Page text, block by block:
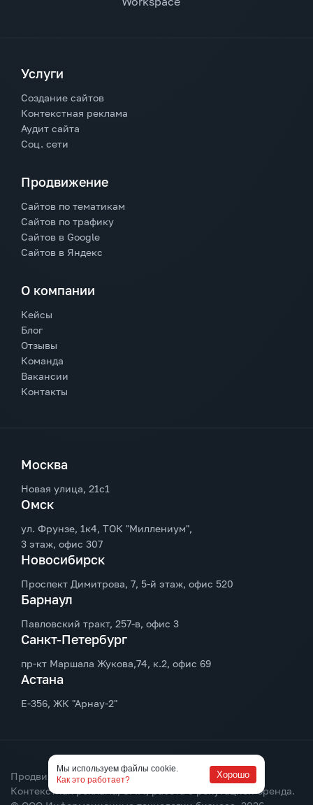
Услуги
Создание сайтов
Контекстная реклама
Аудит сайта
Соц. сети
Продвижение
Сайтов по тематикам
Сайтов по трафику
Сайтов в Google
Сайтов в Яндекс
О компании
Кейсы
Блог
Отзывы
Команда
Вакансии
Контакты
Москва
Новая улица, 21с1
Омск
ул. Фрунзе, 1к4, ТОК "Миллениум",
3 этаж, офис 307
Новосибирск
Проспект Димитрова, 7, 5-й этаж, офис 520
Барнаул
Павловский тракт, 257-в, офис 3
Санкт-Петербург
пр-кт Маршала Жукова,74, к.2, офис 69
Астана
Е-356, ЖК "Арнау-2"
Продвижение и создание сайтов.
Контекстная реклама, SMM, работа с репутацией бренда.
Мы используем файлы cookie.
Как это работает?
Хорошо